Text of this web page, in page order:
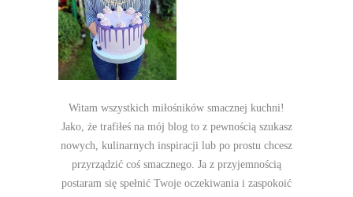
Witam wszystkich miłośników smacznej kuchni!
Jako, że trafiłeś na mój blog to z pewnością szukasz
nowych, kulinarnych inspiracji lub po prostu chcesz
przyrządzić coś smacznego. Ja z przyjemnością
postaram się spełnić Twoje oczekiwania i zaspokoić